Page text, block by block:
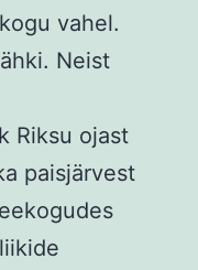
vahel.
Neist
Riksu ojast
paisjärvest